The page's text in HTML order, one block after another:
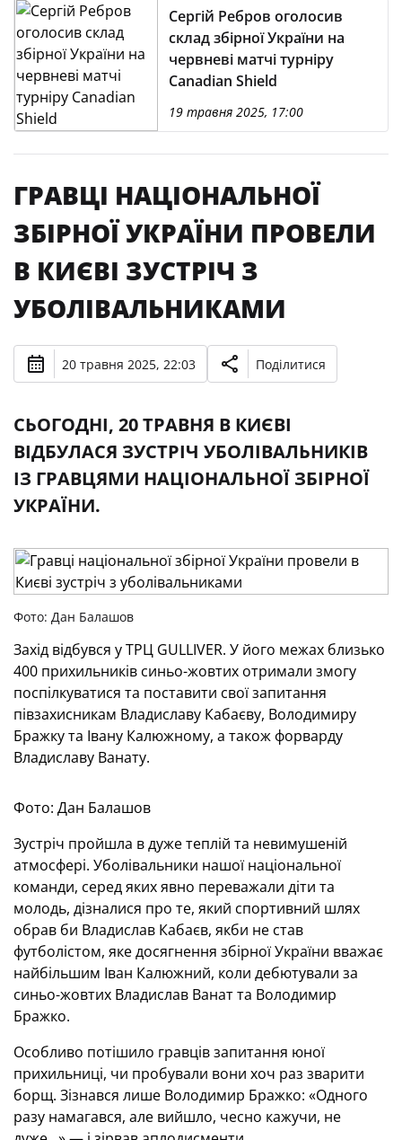
Сергій Ребров оголосив
склад збірної України на
червневі матчі турніру
Canadian Shield
19 травня 2025, 17:00
ГРАВЦІ НАЦІОНАЛЬНОЇ
ЗБІРНОЇ УКРАЇНИ ПРОВЕЛИ
В КИЄВІ ЗУСТРІЧ З
УБОЛІВАЛЬНИКАМИ
20 травня 2025, 22:03 Поділитися
СЬОГОДНІ, 20 ТРАВНЯ В КИЄВІ
ВІДБУЛАСЯ ЗУСТРІЧ УБОЛІВАЛЬНИКІВ
ІЗ ГРАВЦЯМИ НАЦІОНАЛЬНОЇ ЗБІРНОЇ
УКРАЇНИ.
Фото: Дан Балашов
Захід відбувся у ТРЦ GULLIVER. У його межах близько
400 прихильників синьо-жовтих отримали змогу
поспілкуватися та поставити свої запитання
півзахисникам Владиславу Кабаєву, Володимиру
Бражку та Івану Калюжному, а також форварду
Владиславу Ванату.
Фото: Дан Балашов
Зустріч пройшла в дуже теплій та невимушеній
атмосфері. Уболівальники нашої національної
команди, серед яких явно переважали діти та
молодь, дізналися про те, який спортивний шлях
обрав би Владислав Кабаєв, якби не став
футболістом, яке досягнення збірної України вважає
найбільшим Іван Калюжний, коли дебютували за
синьо-жовтих Владислав Ванат та Володимир
Бражко.
Особливо потішило гравців запитання юної
прихильниці, чи пробували вони хоч раз зварити
борщ. Зізнався лише Володимир Бражко: «Одного
разу намагався, але вийшло, чесно кажучи, не